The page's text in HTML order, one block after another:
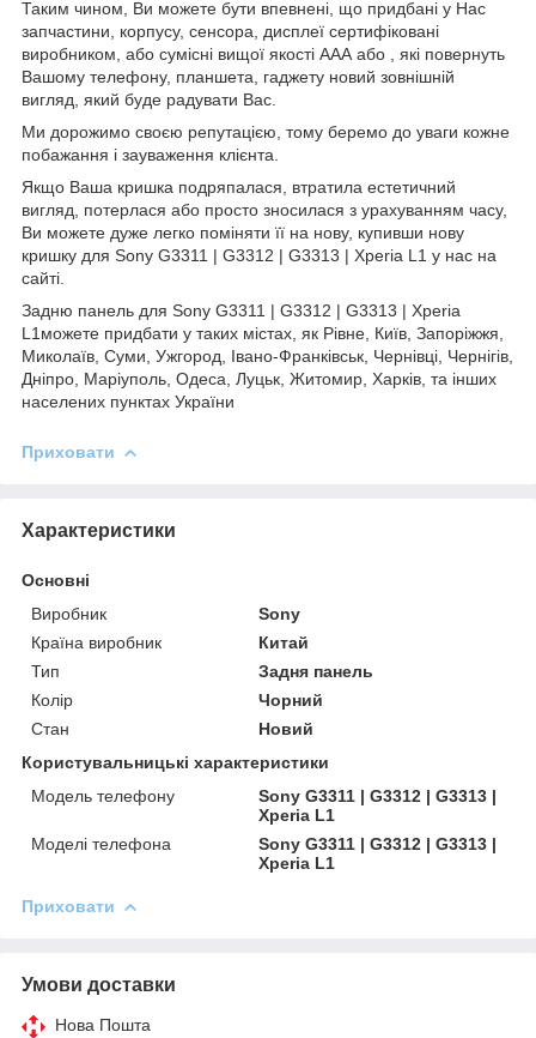
Таким чином, Ви можете бути впевнені, що придбані у Нас
запчастини, корпусу, сенсора, дисплеї сертифіковані
виробником, або сумісні вищої якості ААА або , які повернуть
Вашому телефону, планшета, гаджету новий зовнішній
вигляд, який буде радувати Вас.
Ми дорожимо своєю репутацією, тому беремо до уваги кожне
побажання і зауваження клієнта.
Якщо Ваша кришка подряпалася, втратила естетичний
вигляд, потерлася або просто зносилася з урахуванням часу,
Ви можете дуже легко поміняти її на нову, купивши нову
кришку для Sony G3311 | G3312 | G3313 | Xperia L1 у нас на
сайті.
Задню панель для Sony G3311 | G3312 | G3313 | Xperia
L1можете придбати у таких містах, як Рівне, Київ, Запоріжжя,
Миколаїв, Суми, Ужгород, Івано-Франківськ, Чернівці, Чернігів,
Дніпро, Маріуполь, Одеса, Луцьк, Житомир, Харків, та інших
населених пунктах України
Приховати
Характеристики
Основні
Виробник
Sony
Країна виробник
Китай
Тип
Задня панель
Колір
Чорний
Стан
Новий
Користувальницькі характеристики
Модель телефону
Sony G3311 | G3312 | G3313 |
Xperia L1
Моделі телефона
Sony G3311 | G3312 | G3313 |
Xperia L1
Приховати
Умови доставки
Нова Пошта